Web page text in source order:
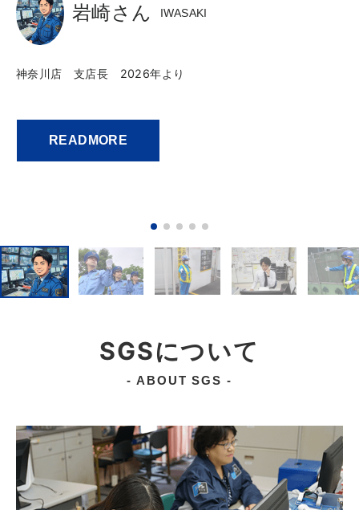
池田 雄太郎
渋谷本店 店長
SGSについて
- ABOUT SGS -